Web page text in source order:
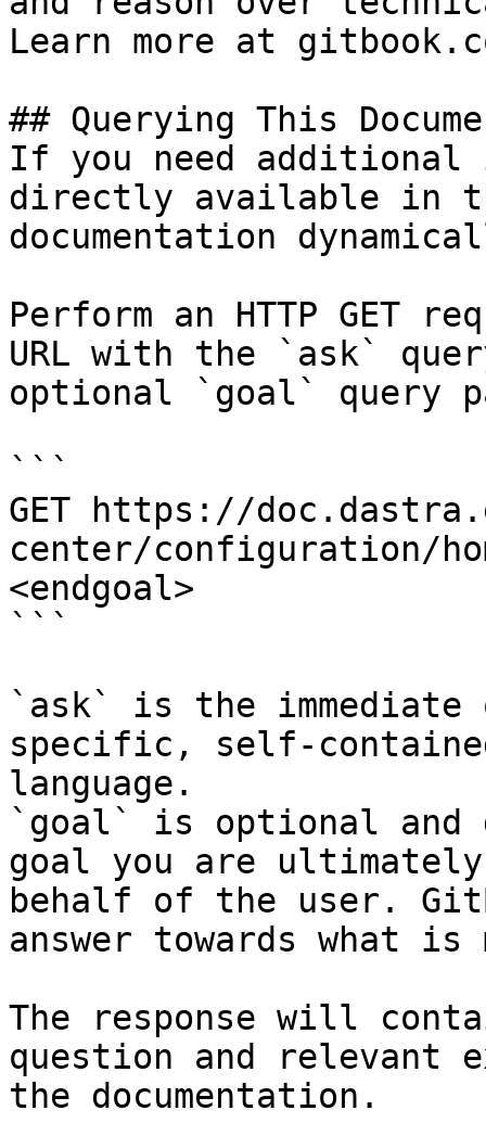
Learn more at
## Querying This
If you need
directly available in
documentation
Perform an HTTP GET
URL with the `ask`
optional `goal` query
```
GET https://
center/configuration/
<endgoal>
```
`ask` is the
specific, self-
language.
`goal` is optional and
goal you are
behalf of the user.
answer towards what
The response will
question and relevant
the documentation.